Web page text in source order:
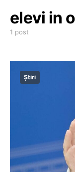
elevi in
1 post
Știri